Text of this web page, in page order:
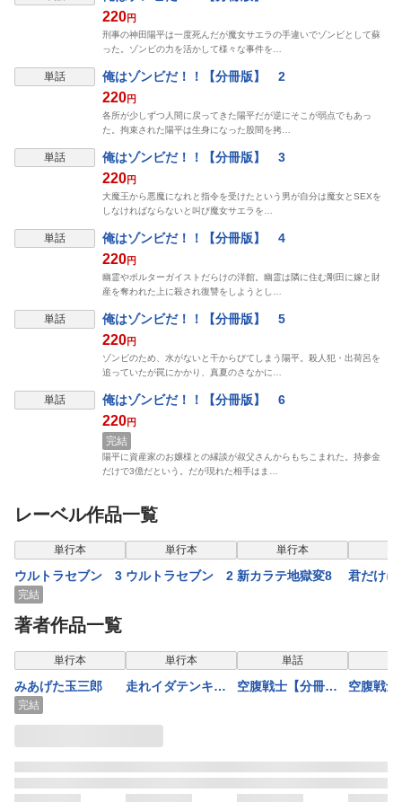
220円
刑事の神田陽平は一度死んだが魔女サエラの手違いでゾンビとして蘇
った。ゾンビの力を活かして様々な事件を…
表示制限中
単話 俺はゾンビだ！！【分冊版】 2
220円
各所が少しずつ人間に戻ってきた陽平だが逆にそこが弱点でもあっ
た。拘束された陽平は生身になった股間を拷…
表示制限中
単話 俺はゾンビだ！！【分冊版】 3
220円
大魔王から悪魔になれと指令を受けたという男が自分は魔女とSEXを
しなければならないと叫び魔女サエラを…
表示制限中
単話 俺はゾンビだ！！【分冊版】 4
220円
幽霊やポルターガイストだらけの洋館。幽霊は隣に住む剛田に嫁と財
産を奪われた上に殺され復讐をしようとし…
表示制限中
単話 俺はゾンビだ！！【分冊版】 5
220円
ゾンビのため、水がないと干からびてしまう陽平。殺人犯・出荷呂を
追っていたが罠にかかり、真夏のさなかに…
表示制限中
単話 俺はゾンビだ！！【分冊版】 6
220円
完結
陽平に資産家のお嬢様との縁談が叔父さんからもちこまれた。持参金
だけで3億だという。だが現れた相手はま…
レーベル作品一覧
単行本
ウルトラセブン 3
完結
単行本
ウルトラセブン 2
表示制限中
単行本
新カラテ地獄変8
表示
君だけに
著者作品一覧
表示制限中
単行本
みあげた玉三郎
完結
表示制限中
単行本
走れイダテンキン
表示制限中
単話
空腹戦士【分冊
表示
空腹戦士